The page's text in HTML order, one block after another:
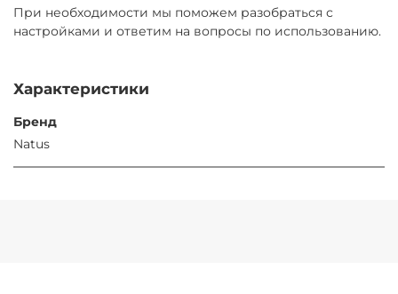
При необходимости мы поможем разобраться с
настройками и ответим на вопросы по использованию.
Характеристики
Бренд
Natus